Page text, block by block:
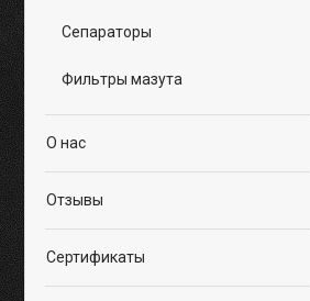
Сепараторы
Фильтры мазута
О нас
Отзывы
Сертификаты